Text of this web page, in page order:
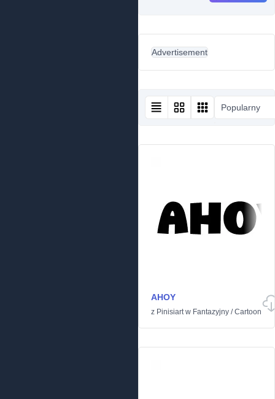
Advertisement
Popularny
AHOY
z Pinisiartw Fantazyjny /Cartoon